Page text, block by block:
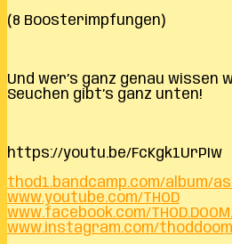
(8 Boosterimpfungen)
Und wer’s ganz genau wissen
Seuchen gibt’s ganz unten!
https://youtu.be/FcKgk1UrPIw
thod1.bandcamp.com/album/
www.youtube.com/THOD
www.facebook.com/
www.instagram.com/